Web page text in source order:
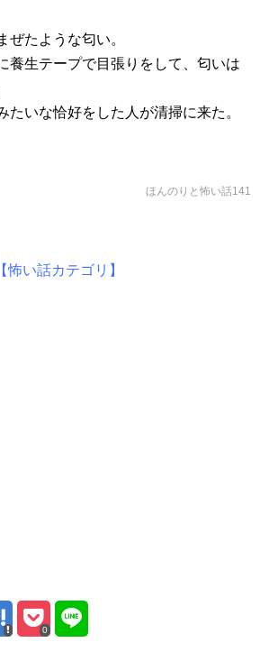
ぜたような匂い。
養生テープで目張りをして、匂いは
たいな恰好をした人が清掃に来た。
ほんのりと怖い話141
【怖い話カテゴリ】
0